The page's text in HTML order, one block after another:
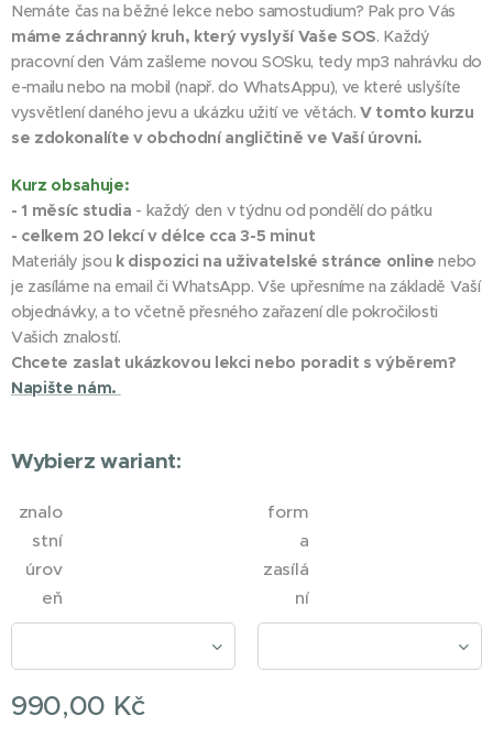
Nemáte čas na běžné lekce nebo samostudium? Pak pro Vás
máme záchranný kruh, který vyslyší Vaše SOS. Každý
pracovní den Vám zašleme novou SOSku, tedy mp3 nahrávku do
e-mailu nebo na mobil (např. do WhatsAppu), ve které uslyšíte
vysvětlení daného jevu a ukázku užití ve větách. V tomto kurzu
se zdokonalíte v obchodní angličtině ve Vaší úrovni.
Kurz obsahuje:
- 1 měsíc studia - každý den v týdnu od pondělí do pátku
- celkem 20 lekcí v délce cca 3-5 minut
Materiály jsou k dispozici na uživatelské stránce online nebo
je zasíláme na email či WhatsApp. Vše upřesníme na základě Vaší
objednávky, a to včetně přesného zařazení dle pokročilosti
Vašich znalostí.
Chcete zaslat ukázkovou lekci nebo poradit s výběrem?
Napište nám.
Wybierz wariant:
znalo
stní
úrov
eň
form
a
zasílá
ní
990,00 Kč